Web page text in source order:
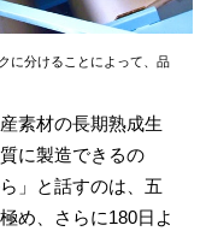
に分けることによって、品
素材の長期熟成生
に製造できるの
」と話すのは、五
め、さらに180日よ